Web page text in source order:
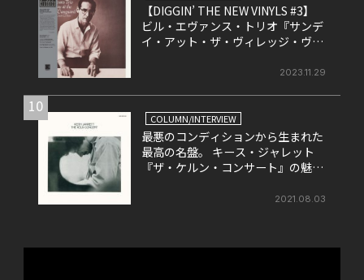
【DIGGIN’ THE NEW VINYLS #3】
ビル・エヴァンス・トリオ『サンデ
イ・アット・ザ・ヴィレッジ・ヴァ
2023.11.29
10
COLUMN/INTERVIEW
最悪のコンディションから生まれた
最高の名盤。 キース・ジャレット
『ザ・ケルン・コンサート』の魅力
2021.08.03